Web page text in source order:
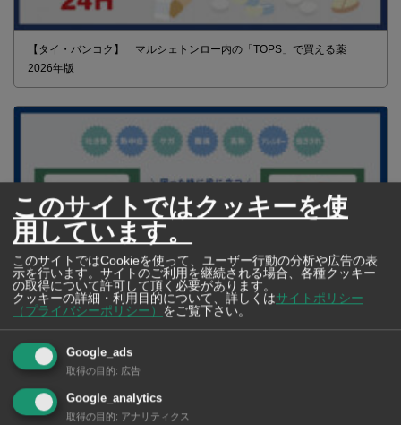
【タイ・バンコク】 マルシェトンロー内の「TOPS」で買える薬
2026年版
版
このサイトではクッキーを使
用しています。
このサイトではCookieを使って、ユーザー行動の分析や広告の表
示を行います。サイトのご利用を継続される場合、各種クッキー
の取得について許可して頂く必要があります。
クッキーの詳細・利用目的について、詳しくはサイトポリシー
（プライバシーポリシー）
をご覧下さい。
Google_ads
取得の目的: 広告
Google_analytics
取得の目的: アナリティクス